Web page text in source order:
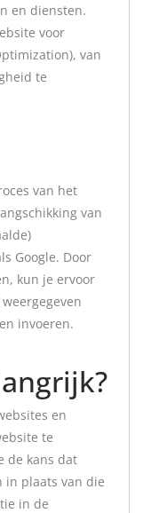
en diensten.
voor
van
te
van het
van
Google. Door
kun je ervoor
invoeren.
en
te
de kans dat
in plaats van die
in de